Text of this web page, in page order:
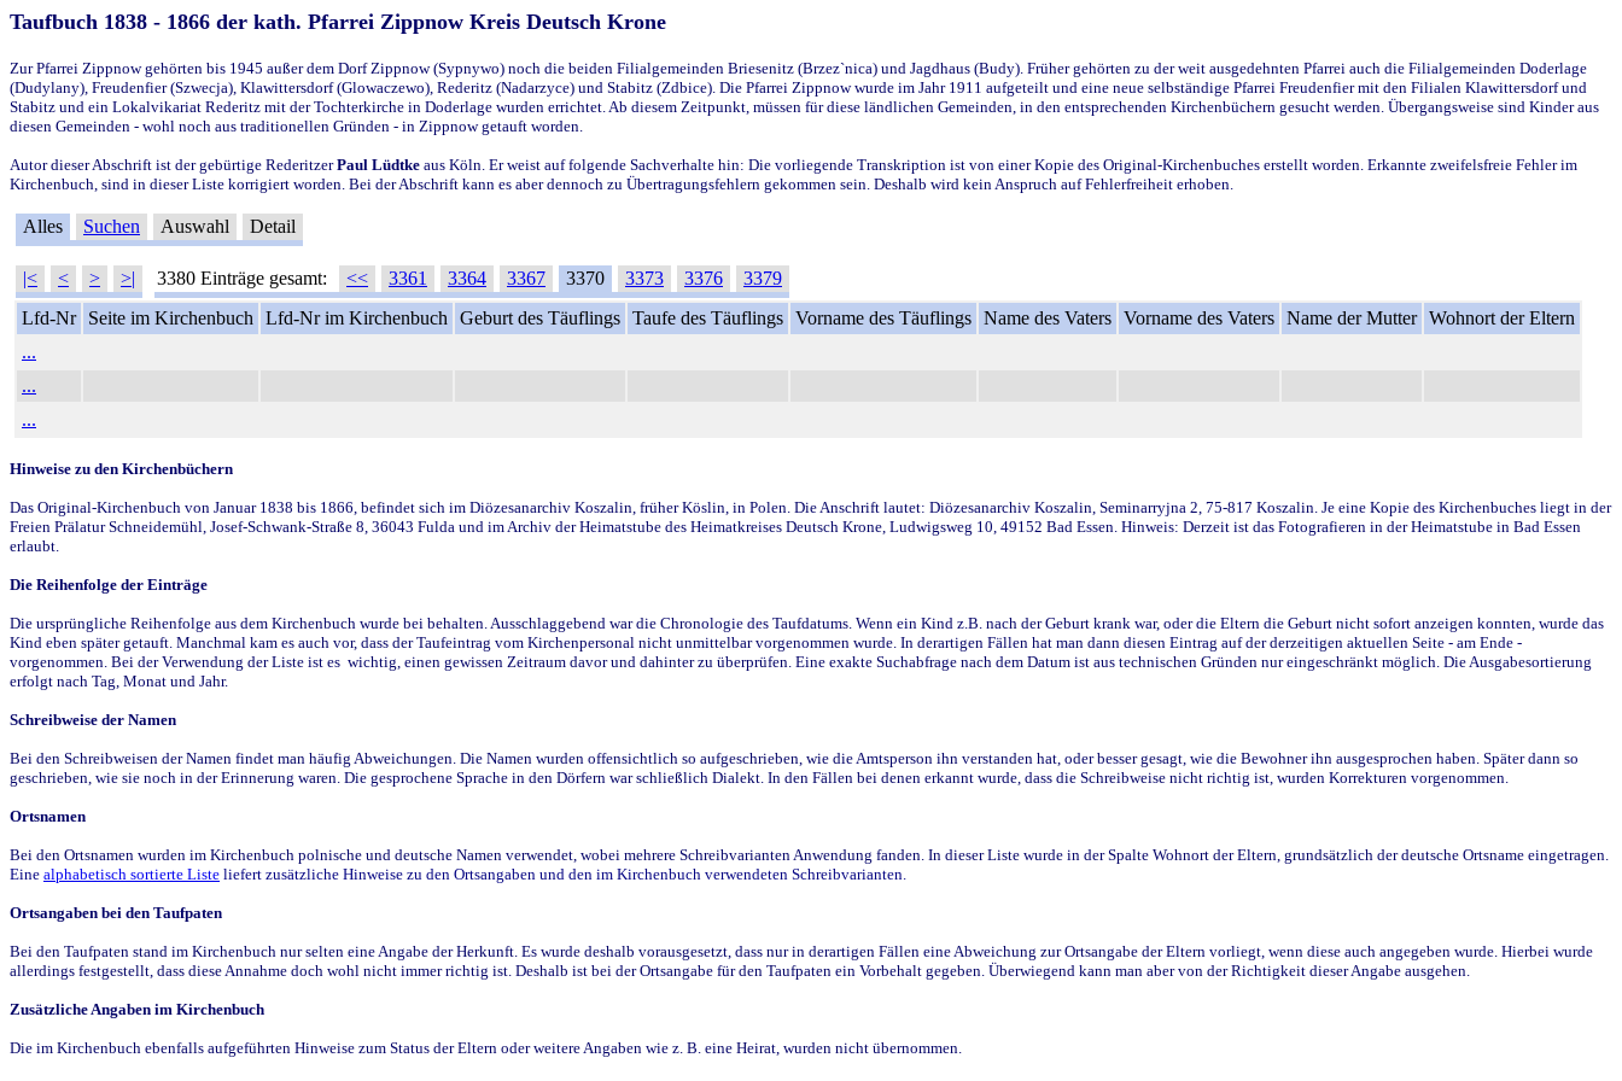
Taufbuch 1838 - 1866 der kath. Pfarrei Zippnow Kreis Deutsch Krone
Zur Pfarrei Zippnow gehörten bis 1945 außer dem Dorf Zippnow (Sypnywo) noch die beiden Filialgemeinden Briesenitz (Brzez`nica) und Jagdhaus (Budy). Früher gehörten zu der weit ausgedehnten Pfarrei auch die Filialgemeinden Doderlage
(Dudylany), Freudenfier (Szwecja), Klawittersdorf (Glowaczewo), Rederitz (Nadarzyce) und Stabitz (Zdbice). Die Pfarrei Zippnow wurde im Jahr 1911 aufgeteilt und eine neue selbständige Pfarrei Freudenfier mit den Filialen Klawittersdorf und
Stabitz und ein Lokalvikariat Rederitz mit der Tochterkirche in Doderlage wurden errichtet. Ab diesem Zeitpunkt, müssen für diese ländlichen Gemeinden, in den entsprechenden Kirchenbüchern gesucht werden. Übergangsweise sind Kinder aus
diesen Gemeinden - wohl noch aus traditionellen Gründen - in Zippnow getauft worden.
Autor dieser Abschrift ist der gebürtige RederitzerPaul Lüdtke aus Köln. Er weist auf folgende Sachverhalte hin: Die vorliegende Transkription ist von einer Kopie des Original-Kirchenbuches erstellt worden. Erkannte zweifelsfreie Fehler im
Kirchenbuch, sind in dieser Liste korrigiert worden. Bei der Abschrift kann es aber dennoch zu Übertragungsfehlern gekommen sein. Deshalb wird kein Anspruch auf Fehlerfreiheit erhoben.
Alles Suchen Auswahl Detail
|< < > >| 3380 Einträge gesamt: << 3361 3364 3367 3370 3373 3376
3379
Lfd-Nr
Seite im Kirchenbuch Lfd-Nr im Kirchenbuch Geburt des Täuflings Taufe des Täuflings Vorname des Täuflings Name des Vaters Vorname des Vaters Name der Mutter Wohnort der Eltern
...
...
...
Hinweise zu den Kirchenbüchern
Das Original-Kirchenbuch von Januar 1838 bis 1866, befindet sich im Diözesanarchiv Koszalin, früher Köslin, in Polen. Die Anschrift lautet: Diözesanarchiv Koszalin, Seminarryjna 2, 75-817 Koszalin. Je eine Kopie des Kirchenbuches liegt in der
Freien Prälatur Schneidemühl, Josef-Schwank-Straße 8, 36043 Fulda und im Archiv der Heimatstube des Heimatkreises Deutsch Krone, Ludwigsweg 10, 49152 Bad Essen. Hinweis: Derzeit ist das Fotografieren in der Heimatstube in Bad Essen
erlaubt.
Die Reihenfolge der Einträge
Die ursprüngliche Reihenfolge aus dem Kirchenbuch wurde bei behalten. Ausschlaggebend war die Chronologie des Taufdatums. Wenn ein Kind z.B. nach der Geburt krank war, oder die Eltern die Geburt nicht sofort anzeigen konnten, wurde das
Kind eben später getauft. Manchmal kam es auch vor, dass der Taufeintrag vom Kirchenpersonal nicht unmittelbar vorgenommen wurde. In derartigen Fällen hat man dann diesen Eintrag auf der derzeitigen aktuellen Seite - am Ende -
vorgenommen. Bei der Verwendung der Liste ist es wichtig, einen gewissen Zeitraum davor und dahinter zu überprüfen. Eine exakte Suchabfrage nach dem Datum ist aus technischen Gründen nur eingeschränkt möglich. Die Ausgabesortierung
erfolgt nach Tag, Monat und Jahr.
Schreibweise der Namen
Bei den Schreibweisen der Namen findet man häufig Abweichungen. Die Namen wurden offensichtlich so aufgeschrieben, wie die Amtsperson ihn verstanden hat, oder besser gesagt, wie die Bewohner ihn ausgesprochen haben. Später dann so
geschrieben, wie sie noch in der Erinnerung waren. Die gesprochene Sprache in den Dörfern war schließlich Dialekt. In den Fällen bei denen erkannt wurde, dass die Schreibweise nicht richtig ist, wurden Korrekturen vorgenommen.
Ortsnamen
Bei den Ortsnamen wurden im Kirchenbuch polnische und deutsche Namen verwendet, wobei mehrere Schreibvarianten Anwendung fanden. In dieser Liste wurde in der Spalte Wohnort der Eltern, grundsätzlich der deutsche Ortsname eingetragen.
Eine alphabetisch sortierte Liste liefert zusätzliche Hinweise zu den Ortsangaben und den im Kirchenbuch verwendeten Schreibvarianten.
Ortsangaben bei den Taufpaten
Bei den Taufpaten stand im Kirchenbuch nur selten eine Angabe der Herkunft. Es wurde deshalb vorausgesetzt, dass nur in derartigen Fällen eine Abweichung zur Ortsangabe der Eltern vorliegt, wenn diese auch angegeben wurde. Hierbei wurde
allerdings festgestellt, dass diese Annahme doch wohl nicht immer richtig ist. Deshalb ist bei der Ortsangabe für den Taufpaten ein Vorbehalt gegeben. Überwiegend kann man aber von der Richtigkeit dieser Angabe ausgehen.
Zusätzliche Angaben im Kirchenbuch
Die im Kirchenbuch ebenfalls aufgeführten Hinweise zum Status der Eltern oder weitere Angaben wie z. B. eine Heirat, wurden nicht übernommen.